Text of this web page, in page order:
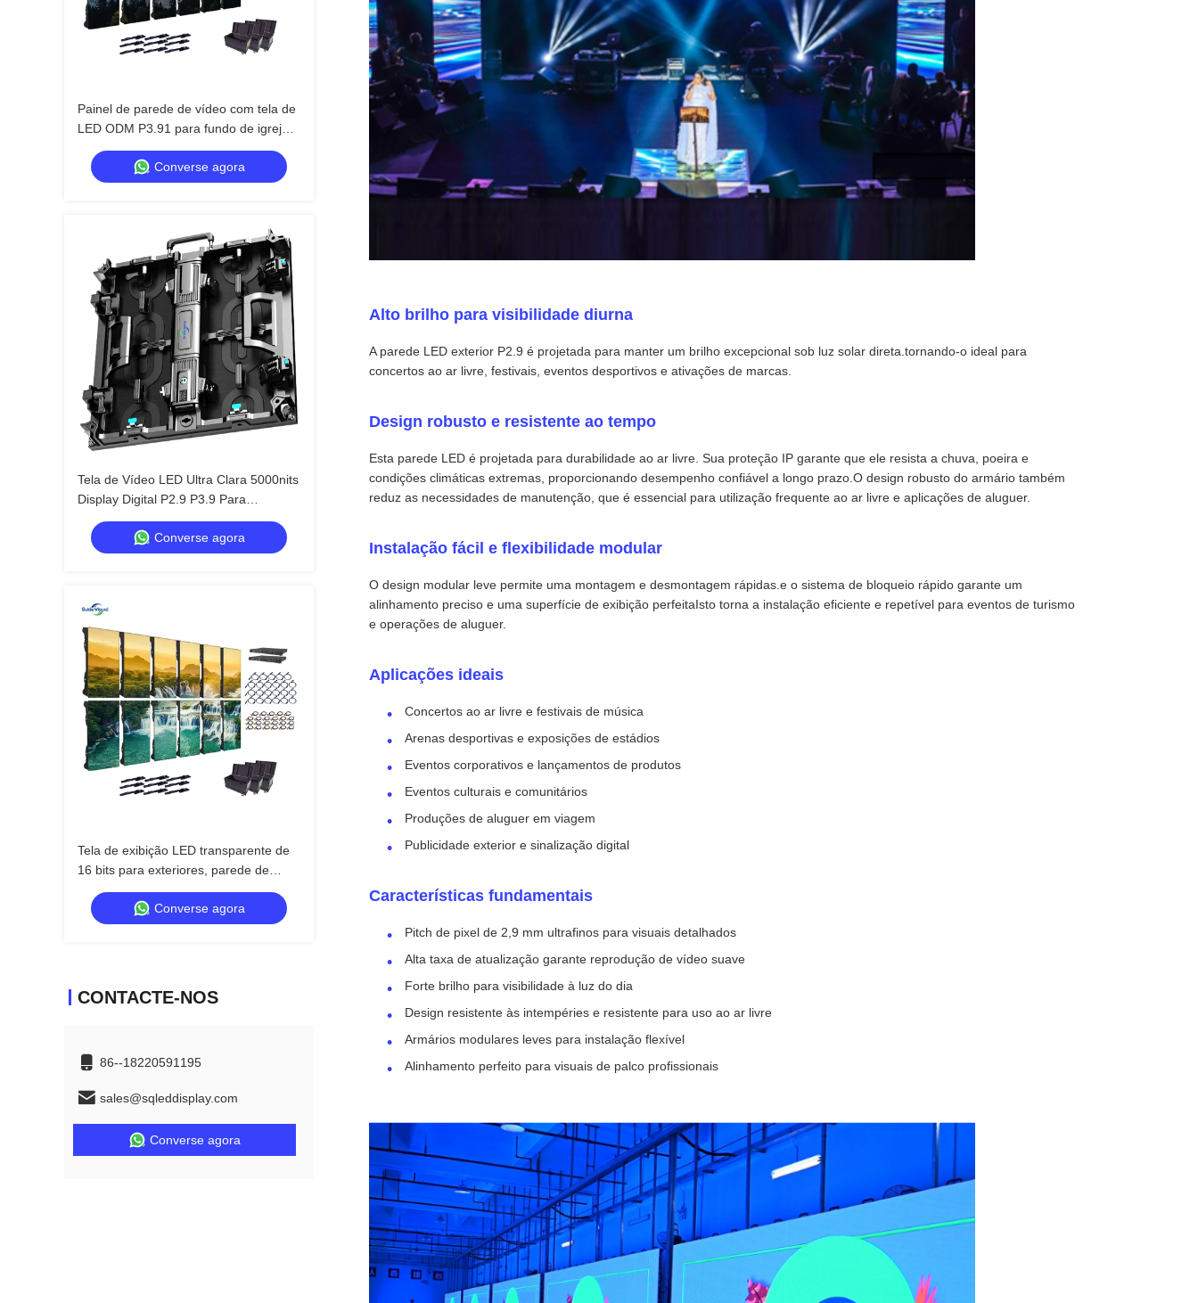
Painel de parede de vídeo com tela de
LED ODM P3.91 para fundo de igrejas
800W
Converse agora
Tela de Vídeo LED Ultra Clara 5000nits
Display Digital P2.9 P3.9 Para
Shopping
Converse agora
Tela de exibição LED transparente de
16 bits para exteriores, parede de
vídeo para exposições e shows
internos
Converse agora
CONTACTE-NOS
86--18220591195
sales@sqleddisplay.com
Converse agora
Alto brilho para visibilidade diurna
A parede LED exterior P2.9 é projetada para manter um brilho excepcional sob luz solar direta.tornando-o ideal para
concertos ao ar livre, festivais, eventos desportivos e ativações de marcas.
Design robusto e resistente ao tempo
Esta parede LED é projetada para durabilidade ao ar livre. Sua proteção IP garante que ele resista a chuva, poeira e
condições climáticas extremas, proporcionando desempenho confiável a longo prazo.O design robusto do armário também
reduz as necessidades de manutenção, que é essencial para utilização frequente ao ar livre e aplicações de aluguer.
Instalação fácil e flexibilidade modular
O design modular leve permite uma montagem e desmontagem rápidas.e o sistema de bloqueio rápido garante um
alinhamento preciso e uma superfície de exibição perfeitaIsto torna a instalação eficiente e repetível para eventos de turismo
e operações de aluguer.
Aplicações ideais
Concertos ao ar livre e festivais de música
Arenas desportivas e exposições de estádios
Eventos corporativos e lançamentos de produtos
Eventos culturais e comunitários
Produções de aluguer em viagem
Publicidade exterior e sinalização digital
Características fundamentais
Pitch de pixel de 2,9 mm ultrafinos para visuais detalhados
Alta taxa de atualização garante reprodução de vídeo suave
Forte brilho para visibilidade à luz do dia
Design resistente às intempéries e resistente para uso ao ar livre
Armários modulares leves para instalação flexível
Alinhamento perfeito para visuais de palco profissionais